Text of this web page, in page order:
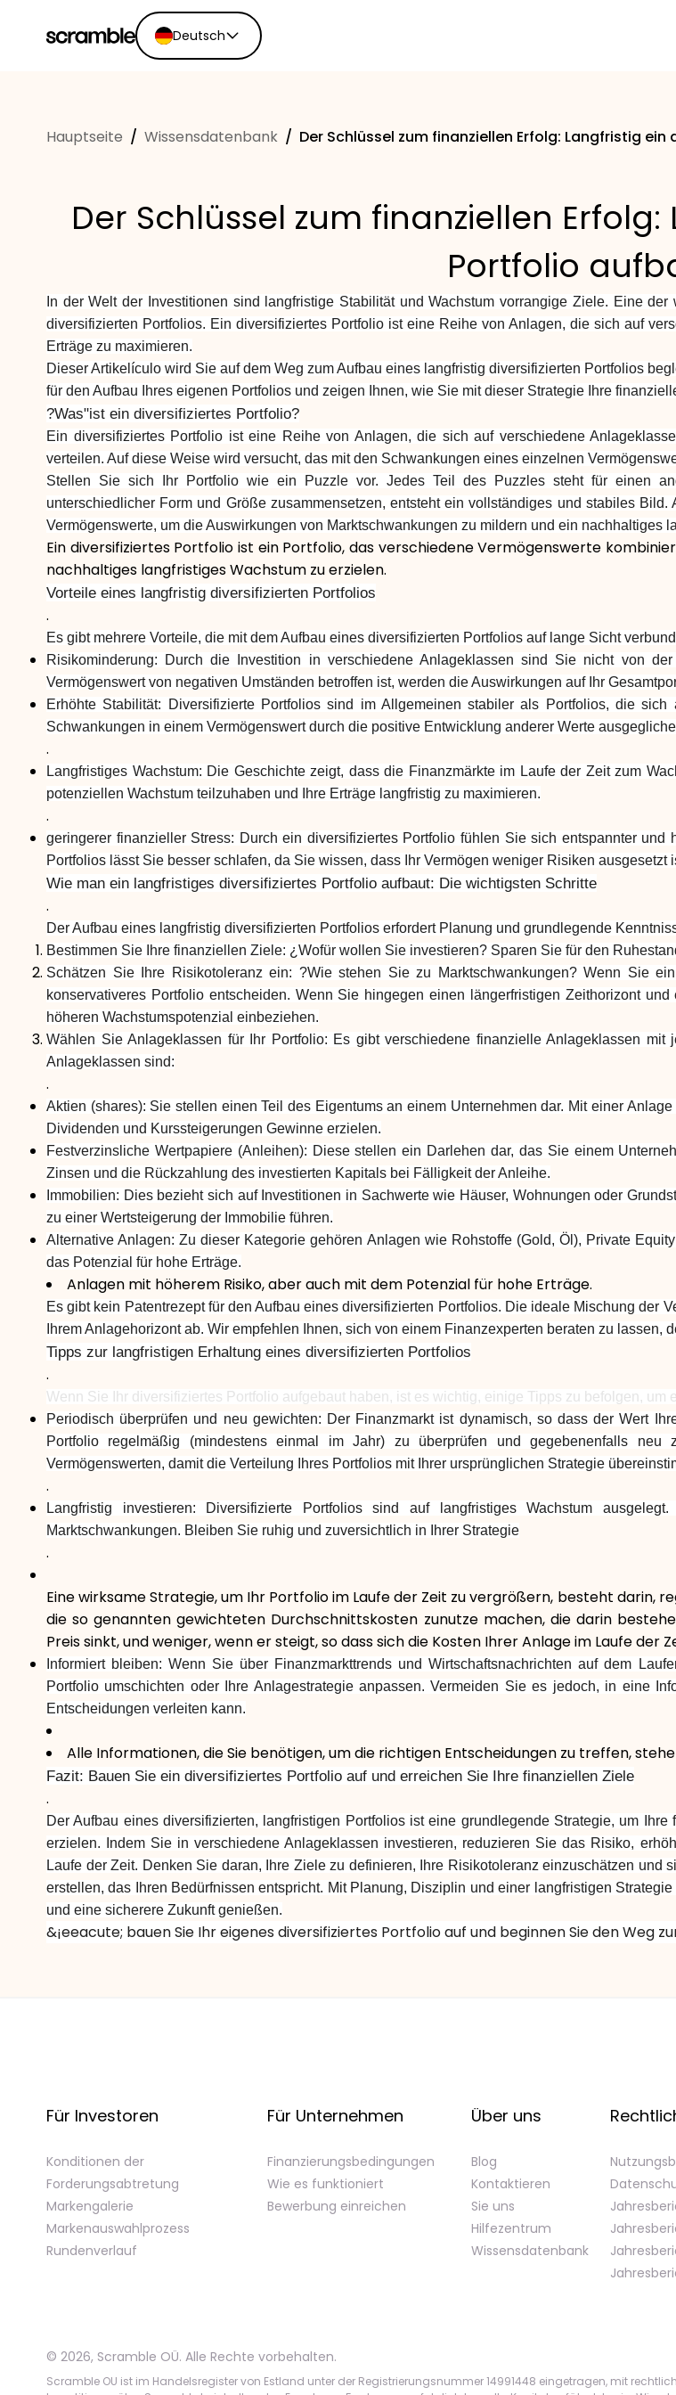
Deutsch
Español
Deutsch
Hauptseite / Wissensdatenbank / Der Schlüssel zum finanziellen Erfolg: Langfristig
Der Schlüssel zum finanziellen
Portfolio
In der Welt der Investitionen sind langfristige Stabilität und Wachstum vorrangige Ziele. Eine
diversifizierten Portfolios. Ein diversifiziertes Portfolio ist eine Reihe von Anlagen, die sich auf
Erträge zu maximieren.
Dieser Artikelículo wird Sie auf dem Weg zum Aufbau eines langfristig diversifizierten Portfolios
für den Aufbau Ihres eigenen Portfolios und zeigen Ihnen, wie Sie mit dieser Strategie Ihre
?Was"ist ein diversifiziertes Portfolio?
Ein diversifiziertes Portfolio ist eine Reihe von Anlagen, die sich auf verschiedene
verteilen. Auf diese Weise wird versucht, das mit den Schwankungen eines einzelnen
Stellen Sie sich Ihr Portfolio wie ein Puzzle vor. Jedes Teil des Puzzles steht für einen
unterschiedlicher Form und Größe zusammensetzen, entsteht ein vollständiges und stabiles
Vermögenswerte, um die Auswirkungen von Marktschwankungen zu mildern und ein nachhaltiges
Ein diversifiziertes Portfolio ist ein Portfolio, das verschiedene Vermögenswerte
nachhaltiges langfristiges Wachstum zu erzielen.
Vorteile eines langfristig diversifizierten Portfolios
.
Es gibt mehrere Vorteile, die mit dem Aufbau eines diversifizierten Portfolios auf lange Sicht
Risikominderung: Durch die Investition in verschiedene Anlageklassen sind Sie nicht von
Vermögenswert von negativen Umständen betroffen ist, werden die Auswirkungen auf Ihr
Erhöhte Stabilität: Diversifizierte Portfolios sind im Allgemeinen stabiler als Portfolios, die
Schwankungen in einem Vermögenswert durch die positive Entwicklung anderer Werte
.
Langfristiges Wachstum: Die Geschichte zeigt, dass die Finanzmärkte im Laufe der Zeit zum
potenziellen Wachstum teilzuhaben und Ihre Erträge langfristig zu maximieren.
.
geringerer finanzieller Stress: Durch ein diversifiziertes Portfolio fühlen Sie sich entspannter
Portfolios lässt Sie besser schlafen, da Sie wissen, dass Ihr Vermögen weniger Risiken ausgesetzt
Wie man ein langfristiges diversifiziertes Portfolio aufbaut: Die wichtigsten Schritte
.
Der Aufbau eines langfristig diversifizierten Portfolios erfordert Planung und grundlegende
Bestimmen Sie Ihre finanziellen Ziele: ¿Wofür wollen Sie investieren? Sparen Sie für den
Schätzen Sie Ihre Risikotoleranz ein: ?Wie stehen Sie zu Marktschwankungen? Wenn Sie
konservativeres Portfolio entscheiden. Wenn Sie hingegen einen längerfristigen Zeithorizont
höheren Wachstumspotenzial einbeziehen.
Wählen Sie Anlageklassen für Ihr Portfolio: Es gibt verschiedene finanzielle Anlageklassen
Anlageklassen sind:
.
Aktien (shares): Sie stellen einen Teil des Eigentums an einem Unternehmen dar. Mit einer
Dividenden und Kurssteigerungen Gewinne erzielen.
Festverzinsliche Wertpapiere (Anleihen): Diese stellen ein Darlehen dar, das Sie einem
Zinsen und die Rückzahlung des investierten Kapitals bei Fälligkeit der Anleihe.
Immobilien: Dies bezieht sich auf Investitionen in Sachwerte wie Häuser, Wohnungen oder
zu einer Wertsteigerung der Immobilie führen.
Alternative Anlagen: Zu dieser Kategorie gehören Anlagen wie Rohstoffe (Gold, Öl), Private
das Potenzial für hohe Erträge.
Anlagen mit höherem Risiko, aber auch mit dem Potenzial für hohe Erträge.
Es gibt kein Patentrezept für den Aufbau eines diversifizierten Portfolios. Die ideale Mischung der
Ihrem Anlagehorizont ab. Wir empfehlen Ihnen, sich von einem Finanzexperten beraten zu
Tipps zur langfristigen Erhaltung eines diversifizierten Portfolios
.
Wenn Sie Ihr diversifiziertes Portfolio aufgebaut haben, ist es wichtig, einige Tipps zu befolgen,
Periodisch überprüfen und neu gewichten: Der Finanzmarkt ist dynamisch, so dass der Wert
Portfolio regelmäßig (mindestens einmal im Jahr) zu überprüfen und gegebenenfalls
Vermögenswerten, damit die Verteilung Ihres Portfolios mit Ihrer ursprünglichen Strategie
.
Langfristig investieren: Diversifizierte Portfolios sind auf langfristiges Wachstum
Marktschwankungen. Bleiben Sie ruhig und zuversichtlich in Ihrer Strategie
.
Eine wirksame Strategie, um Ihr Portfolio im Laufe der Zeit zu vergrößern, besteht darin,
die so genannten gewichteten Durchschnittskosten zunutze machen, die darin
Preis sinkt, und weniger, wenn er steigt, so dass sich die Kosten Ihrer Anlage im Laufe der
Informiert bleiben: Wenn Sie über Finanzmarkttrends und Wirtschaftsnachrichten auf dem
Portfolio umschichten oder Ihre Anlagestrategie anpassen. Vermeiden Sie es jedoch, in eine
Entscheidungen verleiten kann.
Alle Informationen, die Sie benötigen, um die richtigen Entscheidungen zu treffen,
Fazit: Bauen Sie ein diversifiziertes Portfolio auf und erreichen Sie Ihre finanziellen Ziele
.
Der Aufbau eines diversifizierten, langfristigen Portfolios ist eine grundlegende Strategie, um
erzielen. Indem Sie in verschiedene Anlageklassen investieren, reduzieren Sie das Risiko,
Laufe der Zeit. Denken Sie daran, Ihre Ziele zu definieren, Ihre Risikotoleranz einzuschätzen
erstellen, das Ihren Bedürfnissen entspricht. Mit Planung, Disziplin und einer langfristigen
und eine sicherere Zukunft genießen.
&¡eeacute; bauen Sie Ihr eigenes diversifiziertes Portfolio auf und beginnen Sie den Weg
Für Investoren
Konditionen der
Forderungsabtretung
Markengalerie
Markenauswahlprozess
Rundenverlauf
Für Unternehmen
Finanzierungsbedingungen
Wie es funktioniert
Bewerbung einreichen
Über uns
Blog
Kontaktieren
Sie uns
Hilfezentrum
Wissensdatenbank
© 2026, Scramble OÜ. Alle Rechte vorbehalten.
Scramble OU ist im Handelsregister von Estland unter der Registrierungsnummer 14991448 eingetragen, mit